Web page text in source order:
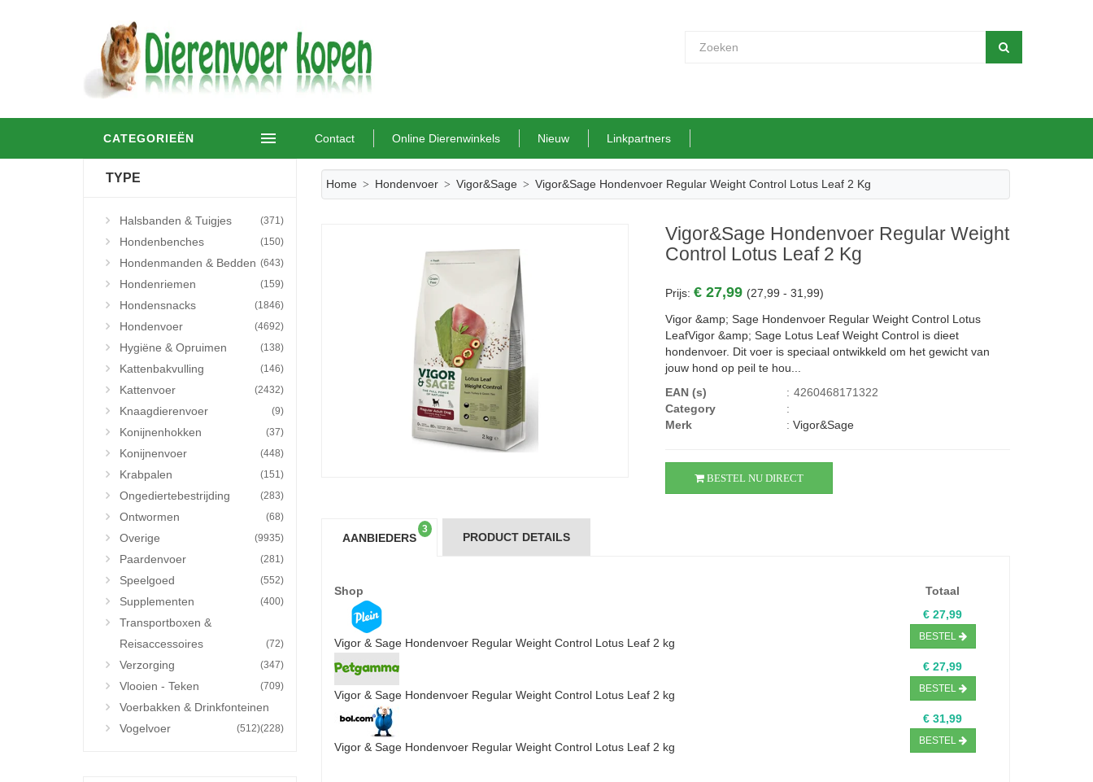
CATEGORIEËN Contact Online Dierenwinkels Nieuw Linkpartners
TYPE
Halsbanden & Tuigjes (371)
Hondenbenches (150)
Hondenmanden & Bedden (643)
Hondenriemen (159)
Hondensnacks (1846)
Hondenvoer (4692)
Hygiëne & Opruimen (138)
Kattenbakvulling (146)
Kattenvoer (2432)
Knaagdierenvoer (9)
Konijnenhokken (37)
Konijnenvoer (448)
Krabpalen (151)
Ongediertebestrijding (283)
Ontwormen (68)
Overige (9935)
Paardenvoer (281)
Speelgoed (552)
Supplementen (400)
Transportboxen &
Reisaccessoires
(72)
Verzorging (347)
Vlooien - Teken (709)
Voerbakken & Drinkfonteinen
(228)
Vogelvoer (512)
Home Hondenvoer Vigor&Sage Vigor&Sage Hondenvoer Regular Weight Control Lotus Leaf 2 Kg
Vigor&Sage Hondenvoer Regular Weight
Control Lotus Leaf 2 Kg
Prijs:€ 27,99 (27,99 - 31,99)
Vigor &amp; Sage Hondenvoer Regular Weight Control Lotus
LeafVigor &amp; Sage Lotus Leaf Weight Control is dieet
hondenvoer. Dit voer is speciaal ontwikkeld om het gewicht van
jouw hond op peil te hou...
EAN (s)
: 4260468171322
Category
:
Merk
:Vigor&Sage
BESTEL NU DIRECT
AANBIEDERS
3
PRODUCT DETAILS
Shop Totaal
Vigor & Sage Hondenvoer Regular Weight Control Lotus Leaf 2 kg
€ 27,99
BESTEL
Vigor & Sage Hondenvoer Regular Weight Control Lotus Leaf 2 kg
€ 27,99
BESTEL
Vigor & Sage Hondenvoer Regular Weight Control Lotus Leaf 2 kg
€ 31,99
BESTEL